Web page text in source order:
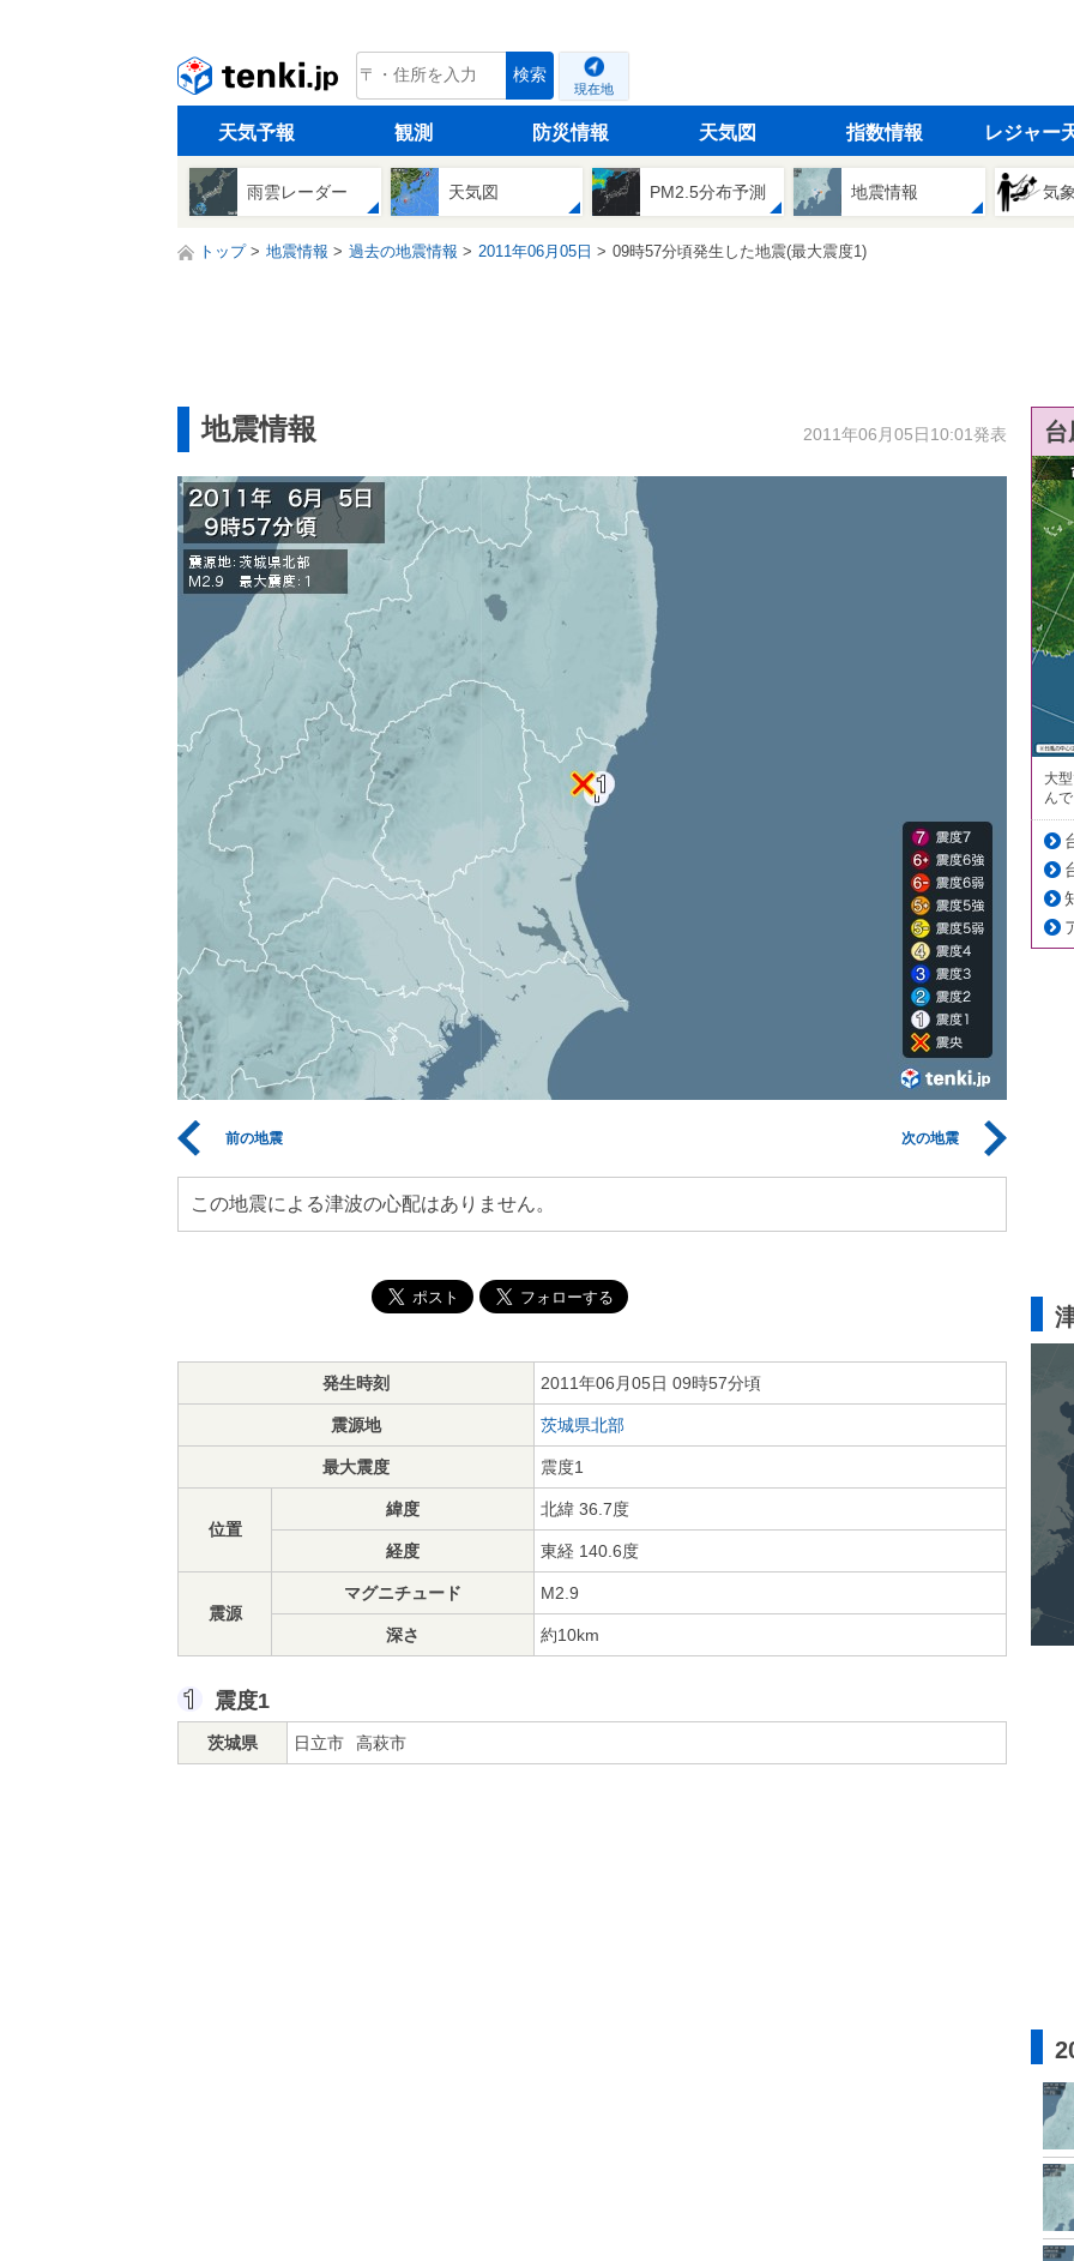
tenki.jp 検索
現在地
天気予報 観測 防災情報 天気図 指数情報 レジャー
雨雲レーダー 天気図 PM2.5分布予測 地震情報 気
トップ 地震情報 過去の地震情報 2011年06月05日 09時57分頃発生した地震(最大震度1)
地震情報 2011年06月05日10:01発表
前の地震 次の地震
この地震による津波の心配はありません。
発生時刻 2011年06月05日 09時57分頃
震源地 茨城県北部
最大震度 震度1
位置
緯度 北緯 36.7度
経度 東経 140.6度
震源
マグニチュード M2.9
深さ 約10km
震度1
茨城県 日立市 高萩市
大
ん